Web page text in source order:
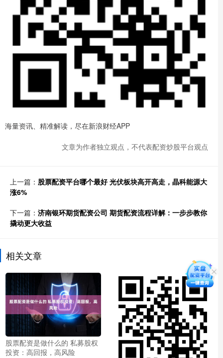
海量资讯、精准解读，尽在新浪财经APP
文章为作者独立观点，不代表配资炒股平台观点
上一篇： 股票配资平台哪个最好 光伏板块高开高走，晶科能源大
涨6%
下一篇： 济南银环期货配资公司 期货配资流程详解：一步步教你
撬动更大收益
相关文章
股票配资是做什么的 私募股权
投资：高回报，高风险